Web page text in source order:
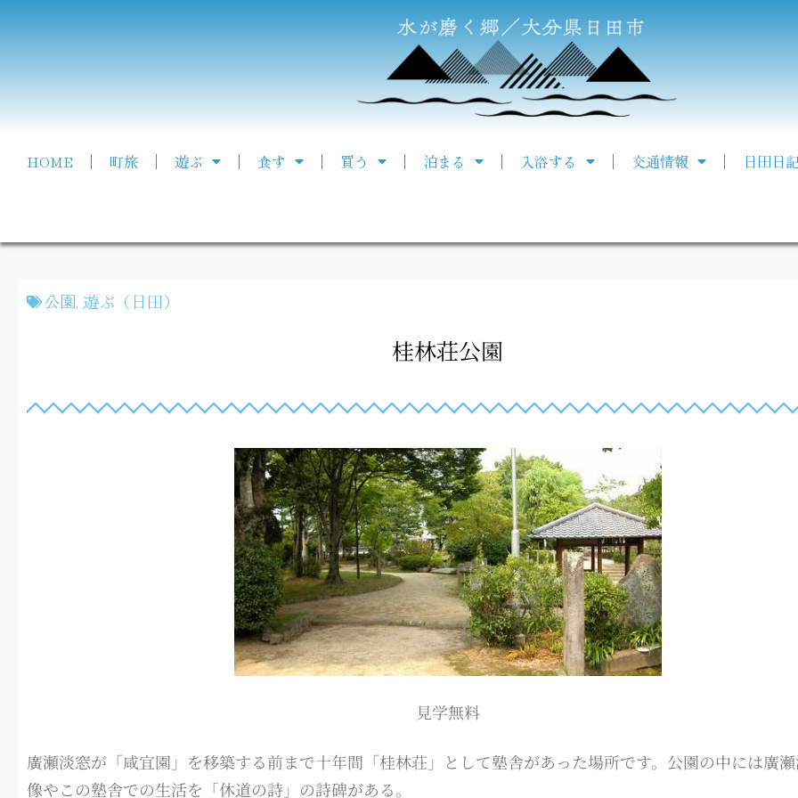
HOME 町旅 遊ぶ 食す 買う 泊まる 入浴する 交通情報 日田日
公園, 遊ぶ（日田）
桂林荘公園
見学無料
廣瀬淡窓が「咸宜園」を移築する前まで十年間「桂林荘」として塾舎があった場所です。公園の中には廣
像やこの塾舎での生活を「休道の詩」の詩碑がある。